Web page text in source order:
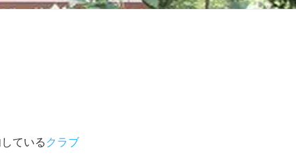
ている クラブ